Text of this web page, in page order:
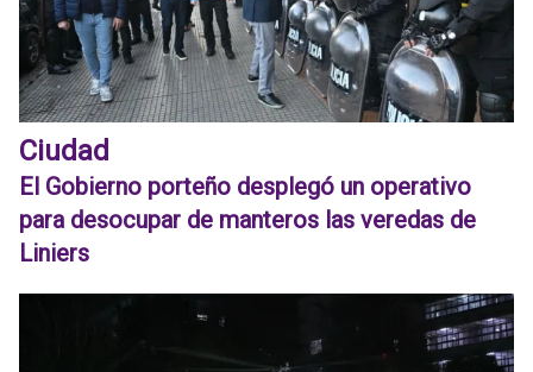
Ciudad
El Gobierno porteño desplegó un operativo
para desocupar de manteros las veredas de
Liniers